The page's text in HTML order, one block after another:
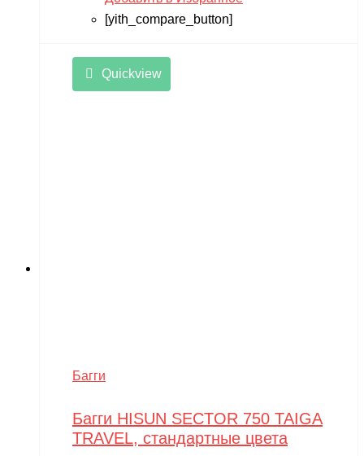
[yith_compare_button]
Quickview
Багги
Багги HISUN SECTOR 750 TAIGA
TRAVEL, стандартные цвета